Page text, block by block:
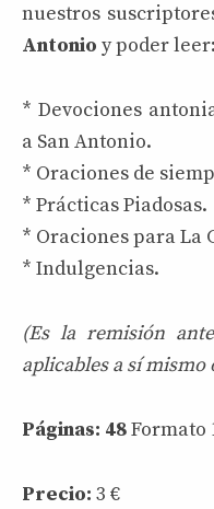
nuestros
Antonio y poder leer:
* Devociones
a San Antonio.
* Oraciones de
* Prácticas Piadosas.
* Oraciones para La
* Indulgencias.
(Es la remisión
aplicables a sí mismo
Páginas: 48Formato
Precio: 3 €